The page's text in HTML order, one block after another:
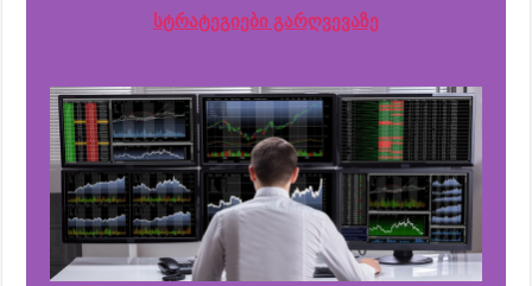
სტრატეგიები გარღვევაზე